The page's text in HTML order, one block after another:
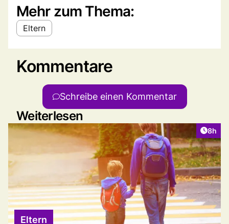
Mehr zum Thema:
Eltern
Kommentare
Schreibe einen Kommentar
Weiterlesen
8h
Eltern